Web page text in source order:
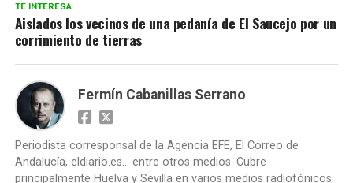
TE INTERESA
Aislados los vecinos de una pedanía de El Saucejo por un
corrimiento de tierras
Fermín Cabanillas Serrano
Periodista corresponsal de la Agencia EFE, El Correo de
Andalucía, eldiario.es... entre otros medios. Cubre
principalmente Huelva y Sevilla en varios medios radiofónicos